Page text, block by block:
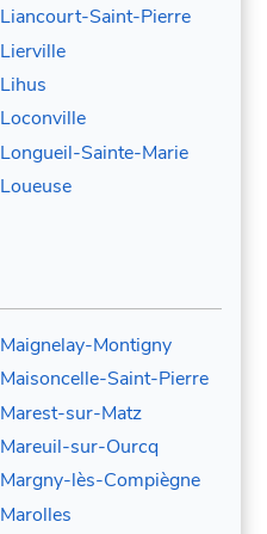
Liancourt-Saint-Pierre
Lierville
Lihus
Loconville
Longueil-Sainte-Marie
Loueuse
Maignelay-Montigny
Maisoncelle-Saint-Pierre
Marest-sur-Matz
Mareuil-sur-Ourcq
Margny-lès-Compiègne
Marolles